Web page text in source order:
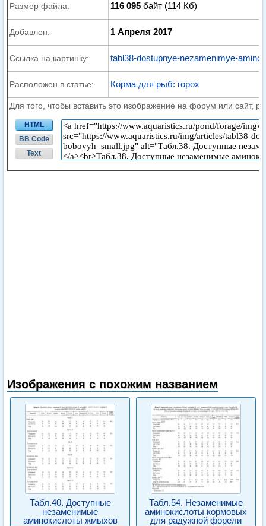
Размер файла: 116 095 байт (114 Кб)
Добавлен: 1 Апреля 2017
Ссылка на картинку: tabl38-dostupnye-nezamenimye-
Расположен в статье: Корма для рыб: горох
Для того, чтобы вставить это изображение на форум или сайт,
HTML
BB Code
Text
Изображения с похожим названием
Табл.40. Доступные
незаменимые
аминокислоты жмыхов
Табл.54. Незаменимые
аминокислоты кормовых
для радужной форели